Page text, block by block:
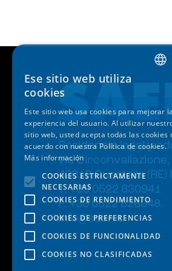
Residencia legal y
via Circonvallazione,
42016 Guastalla (RE)
T. +39 0522 830941
F. +39 0522 826948
info@saer.it
Ese sitio web utiliza
cookies
Este sitio web usa cookies para mejorar la
experiencia del usuario. Al utilizar
sitio web, usted acepta todas las cookies
acuerdo con nuestra Política de cookies.
Más información
COOKIES ESTRICTAMENTE
NECESARIAS
COOKIES DE RENDIMIENTO
COOKIES DE PREFERENCIAS
COOKIES DE FUNCIONALIDAD
COOKIES NO CLASIFICADAS